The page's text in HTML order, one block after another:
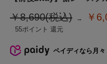
￥8,690(税込) ￥
55
ペイディなら月々